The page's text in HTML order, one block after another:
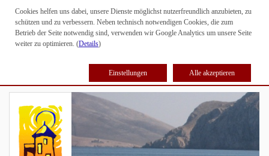
Cookies helfen uns dabei, unsere Dienste möglichst nutzerfreundlich anzubieten, zu
schützen und zu verbessern. Neben technisch notwendigen Cookies, die zum
Betrieb der Seite notwendig sind, verwenden wir Google Analytics um unsere Seite
weiter zu optimieren. (Details)
Einstellungen Alle akzeptieren